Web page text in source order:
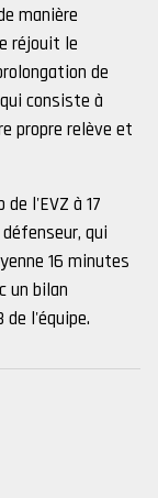
manière
réjouit le
de
consiste à
propre relève et
l'EVZ à 17
qui
16 minutes
un bilan
l'équipe.